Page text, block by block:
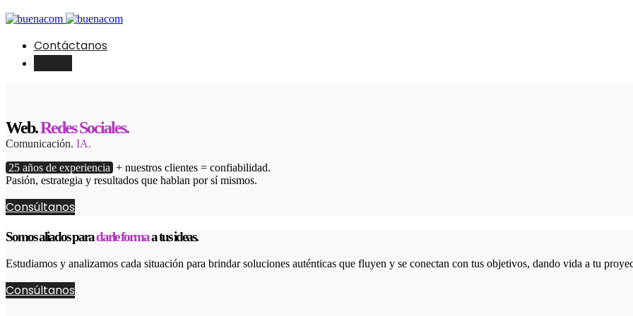
Contáctanos
Web.Redes Sociales.
Comunicación. IA.
25 años de experiencia + nuestros clientes = confiabilidad.
Pasión, estrategia y resultados que hablan por sí mismos.
Consúltanos
Somos aliados paradarle formaa tus ideas.
Estudiamos y analizamos cada situación para brindar soluciones auténticas que fluyen y se conectan con tus objetivos, dando vida a tu
Consúltanos